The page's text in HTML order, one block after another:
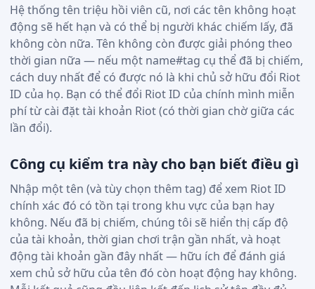
Hệ thống tên triệu hồi viên cũ, nơi các tên không hoạt
động sẽ hết hạn và có thể bị người khác chiếm lấy, đã
không còn nữa. Tên không còn được giải phóng theo
thời gian nữa — nếu một name#tag cụ thể đã bị chiếm,
cách duy nhất để có được nó là khi chủ sở hữu đổi Riot
ID của họ. Bạn có thể đổi Riot ID của chính mình miễn
phí từ cài đặt tài khoản Riot (có thời gian chờ giữa các
lần đổi).
Công cụ kiểm tra này cho bạn biết điều gì
Nhập một tên (và tùy chọn thêm tag) để xem Riot ID
chính xác đó có tồn tại trong khu vực của bạn hay
không. Nếu đã bị chiếm, chúng tôi sẽ hiển thị cấp độ
của tài khoản, thời gian chơi trận gần nhất, và hoạt
động tài khoản gần đây nhất — hữu ích để đánh giá
xem chủ sở hữu của tên đó còn hoạt động hay không.